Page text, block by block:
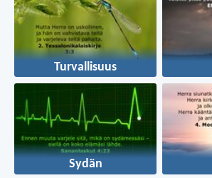
Turvallisuus
Sydän